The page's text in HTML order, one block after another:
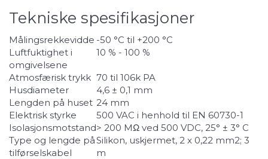
Tekniske spesifikasjoner
Målingsrekkevidde -50 °C til +200 °C
Luftfuktighet i
omgivelsene
10 % - 100 %
Atmosfærisk trykk 70 til 106k PA
Husdiameter
4,6 ± 0,1 mm
Lengden på huset 24 mm
Elektrisk styrke
500 VAC i henhold til EN 60730-1
Isolasjonsmotstand> 200 MΩ ved 500 VDC, 25° ± 3° C
Type og lengde på
tilførselskabel
Silikon, uskjermet, 2 x 0,22 mm2; 3
m